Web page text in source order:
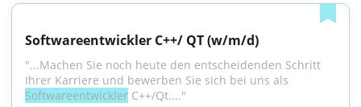
Softwareentwickler C++/ QT (w/m/d)
"...Machen Sie noch heute den entscheidenden Schritt
Softwareentwickler C++/Qt...."